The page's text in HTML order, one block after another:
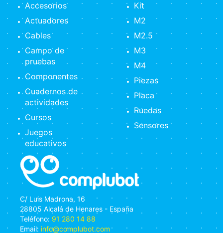
C/ Luis Madrona, 16
28805 Alcalá de Henares - España
Teléfono: 91 280 14 88
Email: info@complubot.com
Accesorios
Actuadores
Cables
Campo de
pruebas
Componentes
Cuadernos de
actividades
Cursos
Juegos
educativos
Kit
M2
M2.5
M3
M4
Piezas
Placa
Ruedas
Sensores